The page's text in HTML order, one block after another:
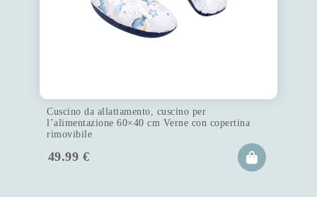
Cuscino da allattamento, cuscino per
l’alimentazione 60×40 cm Verne con copertina
rimovibile
49.99 €